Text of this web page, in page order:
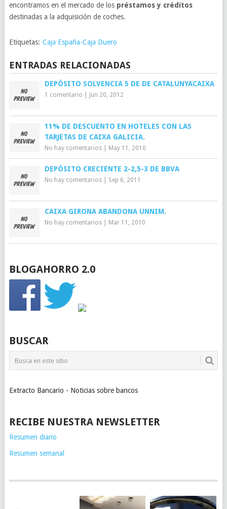
encontramos en el mercado de los préstamos y créditos
destinadas a la adquisición de coches.
Etiquetas: Caja España-Caja Duero
ENTRADAS RELACIONADAS
DEPÓSITO SOLVENCIA 5 DE DE CATALUNYACAIXA
1 comentario Jun 20, 2012
11% DE DESCUENTO EN HOTELES CON LAS
TARJETAS DE CAIXA GALICIA.
No hay comentarios| May 11, 2010
DEPÓSITO CRECIENTE 2-2,5-3 DE BBVA
No hay comentarios| Sep 6, 2011
CAIXA GIRONA ABANDONA UNNIM.
No hay comentarios| Mar 11, 2010
BLOGAHORRO 2.0
BUSCAR
Extracto Bancario - Noticias sobre bancos
RECIBE NUESTRA NEWSLETTER
Resumen diario
Resumen semanal